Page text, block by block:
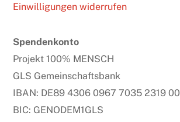
Einwilligungen widerrufen
Spendenkonto
Projekt 100% MENSCH
GLS Gemeinschaftsbank
IBAN: DE89 4306 0967 7035 2319 00
BIC: GENODEM1GLS